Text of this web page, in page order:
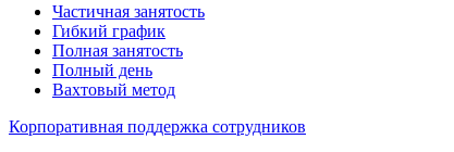
Частичная занятость
Гибкий график
Полная занятость
Полный день
Вахтовый метод
Корпоративная поддержка сотрудников